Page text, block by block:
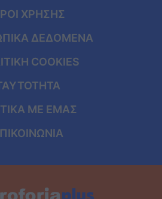
ΧΡΗΣΗΣ
ΔΕΔΟΜΕΝΑ
COOKIES
ΜΕ ΕΜΑΣ